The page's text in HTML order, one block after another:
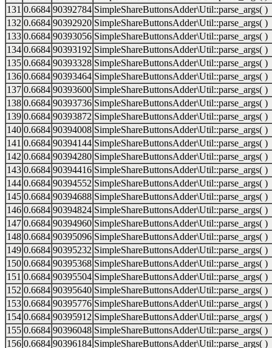
131 0.6684 90392784 SimpleShareButtonsAdder\Util::parse_args( )
132 0.6684 90392920 SimpleShareButtonsAdder\Util::parse_args( )
133 0.6684 90393056 SimpleShareButtonsAdder\Util::parse_args( )
134 0.6684 90393192 SimpleShareButtonsAdder\Util::parse_args( )
135 0.6684 90393328 SimpleShareButtonsAdder\Util::parse_args( )
136 0.6684 90393464 SimpleShareButtonsAdder\Util::parse_args( )
137 0.6684 90393600 SimpleShareButtonsAdder\Util::parse_args( )
138 0.6684 90393736 SimpleShareButtonsAdder\Util::parse_args( )
139 0.6684 90393872 SimpleShareButtonsAdder\Util::parse_args( )
140 0.6684 90394008 SimpleShareButtonsAdder\Util::parse_args( )
141 0.6684 90394144 SimpleShareButtonsAdder\Util::parse_args( )
142 0.6684 90394280 SimpleShareButtonsAdder\Util::parse_args( )
143 0.6684 90394416 SimpleShareButtonsAdder\Util::parse_args( )
144 0.6684 90394552 SimpleShareButtonsAdder\Util::parse_args( )
145 0.6684 90394688 SimpleShareButtonsAdder\Util::parse_args( )
146 0.6684 90394824 SimpleShareButtonsAdder\Util::parse_args( )
147 0.6684 90394960 SimpleShareButtonsAdder\Util::parse_args( )
148 0.6684 90395096 SimpleShareButtonsAdder\Util::parse_args( )
149 0.6684 90395232 SimpleShareButtonsAdder\Util::parse_args( )
150 0.6684 90395368 SimpleShareButtonsAdder\Util::parse_args( )
151 0.6684 90395504 SimpleShareButtonsAdder\Util::parse_args( )
152 0.6684 90395640 SimpleShareButtonsAdder\Util::parse_args( )
153 0.6684 90395776 SimpleShareButtonsAdder\Util::parse_args( )
154 0.6684 90395912 SimpleShareButtonsAdder\Util::parse_args( )
155 0.6684 90396048 SimpleShareButtonsAdder\Util::parse_args( )
156 0.6684 90396184 SimpleShareButtonsAdder\Util::parse_args( )